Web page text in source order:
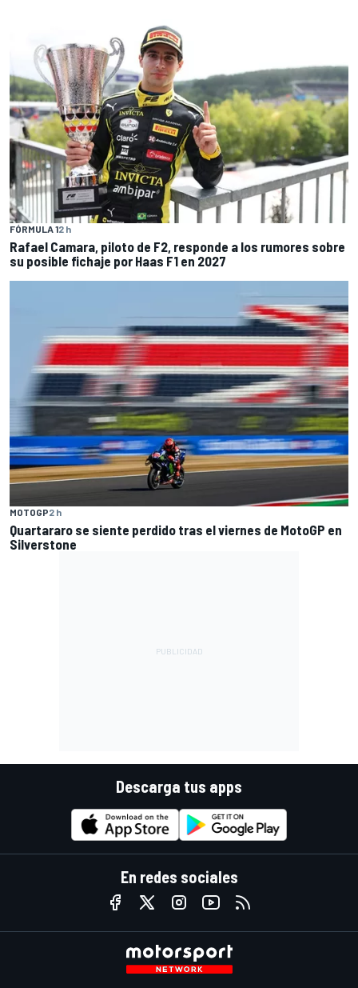
FÓRMULA 12 h
Rafael Camara, piloto de F2, responde a los rumores sobre
su posible fichaje por Haas F1 en 2027
MOTOGP2 h
Quartararo se siente perdido tras el viernes de MotoGP en
Silverstone
Descarga tus apps
En redes sociales